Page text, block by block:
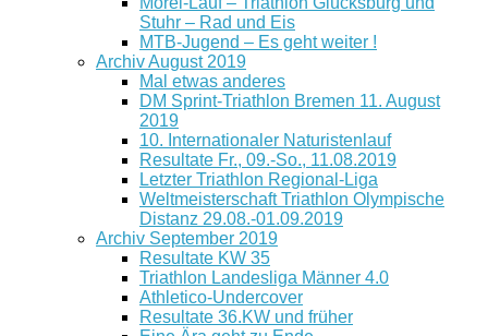
Stuhr – Rad und Eis
MTB-Jugend – Es geht weiter !
Archiv August 2019
Mal etwas anderes
DM Sprint-Triathlon Bremen 11. August
2019
10. Internationaler Naturistenlauf
Resultate Fr., 09.-So., 11.08.2019
Letzter Triathlon Regional-Liga
Weltmeisterschaft Triathlon Olympische
Distanz 29.08.-01.09.2019
Archiv September 2019
Resultate KW 35
Triathlon Landesliga Männer 4.0
Athletico-Undercover
Resultate 36.KW und früher